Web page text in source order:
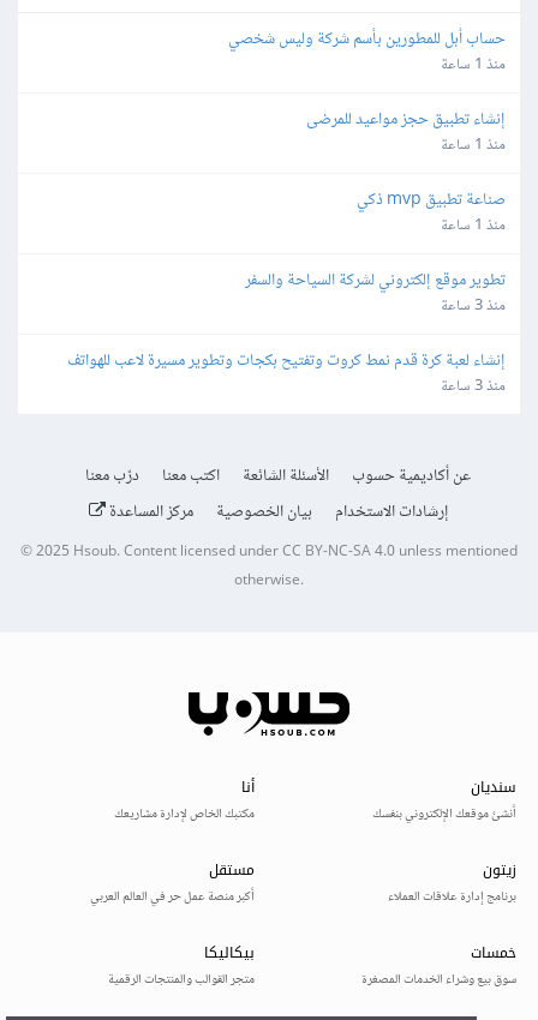
حساب أبل للمطورين بأسم شركة وليس شخصي
منذ 1 ساعة
إنشاء تطبيق حجز مواعيد للمرضى
منذ 1 ساعة
صناعة تطبيق mvp ذكي
منذ 1 ساعة
تطوير موقع إلكتروني لشركة السياحة والسفر
منذ 3 ساعة
إنشاء لعبة كرة قدم نمط كروت وتفتيح بكجات وتطوير مسيرة لاعب للهواتف
منذ 3 ساعة
عن أكاديمية حسوب الأسئلة الشائعة اكتب معنا
درّب معنا
إرشادات الاستخدام
بيان الخصوصية مركز المساعدة
© 2025 Hsoub.Content licensed underCC BY-NC-SA 4.0unless mentioned
otherwise.